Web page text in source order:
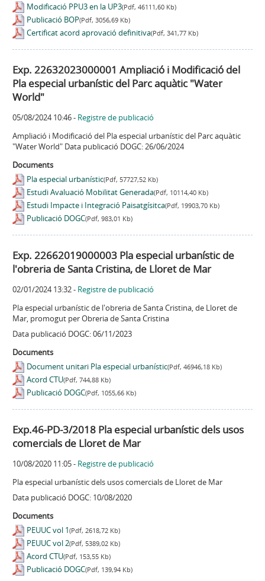
Modificació PPU3 en la UP3(Pdf, 46111,60 Kb)
Publicació BOP(Pdf, 3056,69 Kb)
Certificat acord aprovació definitiva(Pdf, 341,77 Kb)
Exp. 22632023000001 Ampliació i Modificació del
Pla especial urbanístic del Parc aquàtic "Water
World"
05/08/2024 10:46- Registre de publicació
Ampliació i Modificació del Pla especial urbanístic del Parc aquàtic
"Water World" Data publicació DOGC: 26/06/2024
Documents
Pla especial urbanístic(Pdf, 57727,52 Kb)
Estudi Avaluació Mobilitat Generada(Pdf, 10114,40 Kb)
Estudi Impacte i Integració Paisatgísitca(Pdf, 19903,70 Kb)
Publicació DOGC(Pdf, 983,01 Kb)
Exp. 22662019000003 Pla especial urbanístic de
l'obreria de Santa Cristina, de Lloret de Mar
02/01/2024 13:32- Registre de publicació
Pla especial urbanístic de l'obreria de Santa Cristina, de Lloret de
Mar, promogut per Obreria de Santa Cristina
Data publicació DOGC: 06/11/2023
Documents
Document unitari Pla especial urbanístic(Pdf, 46946,18 Kb)
Acord CTU(Pdf, 744,88 Kb)
Publicació DOGC(Pdf, 1055,66 Kb)
Exp.46-PD-3/2018 Pla especial urbanístic dels usos
comercials de Lloret de Mar
10/08/2020 11:05- Registre de publicació
Pla especial urbanístic dels usos comercials de Lloret de Mar
Data publicació DOGC: 10/08/2020
Documents
PEUUC vol 1(Pdf, 2618,72 Kb)
PEUUC vol 2(Pdf, 5389,02 Kb)
Acord CTU(Pdf, 153,55 Kb)
Publicació DOGC(Pdf, 139,94 Kb)